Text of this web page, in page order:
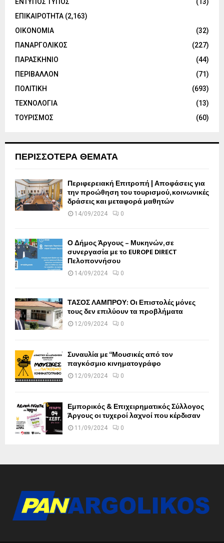
ΕΠΙΚΑΙΡΟΤΗΤΑ (2,163)
ΟΙΚΟΝΟΜΙΑ
(32)
ΠΑΝΑΡΓΟΛΙΚΟΣ
(227)
ΠΑΡΑΣΚΗΝΙΟ
(44)
ΠΕΡΙΒΑΛΛΟΝ
(71)
ΠΟΛΙΤΙΚΗ
(693)
ΤΕΧΝΟΛΟΓΙΑ
(13)
ΤΟΥΡΙΣΜΟΣ
(60)
ΠΕΡΙΣΣΟΤΕΡΑ ΘΕΜΑΤΑ
Περιφερειακή Επιτροπή | Αποφάσεις για
την προώθηση του τουρισμού, κοινωνικές
δράσεις και μεταφορά μαθητών
14/09/2024 0
Ο Δήμος Άργους – Μυκηνών, σε
συνεργασία με το EUROPE DIRECT
Πελοποννήσου
14/09/2024 0
ΤΑΣΟΣ ΛΑΜΠΡΟΥ: Οι Επιστολές μόνες
τους δεν επιλύουν τα προβλήματα
12/09/2024 0
Συναυλία με “Μουσικές από τον
παγκόσμιο κινηματογράφο
12/09/2024 0
Εμπορικός & Επιχειρηματικός Σύλλογος
Άργους οι τυχεροί λαχνοί που κέρδισαν
11/09/2024 0